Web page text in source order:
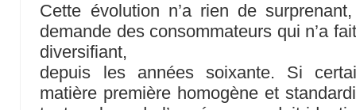
Cette évolution n’a rien de
demande des consommateurs qui n’a
diversifiant,
depuis les années soixante. Si
matière première homogène et